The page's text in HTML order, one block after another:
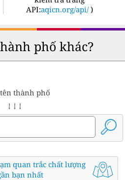
API:aqicn.org/api/ )
phố khác?
thành phố
↓ ↓ ↓
quan trắc chất lượng
bạn nhất